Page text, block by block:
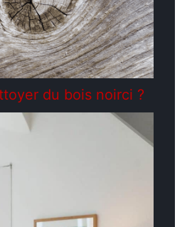
du bois noirci ?